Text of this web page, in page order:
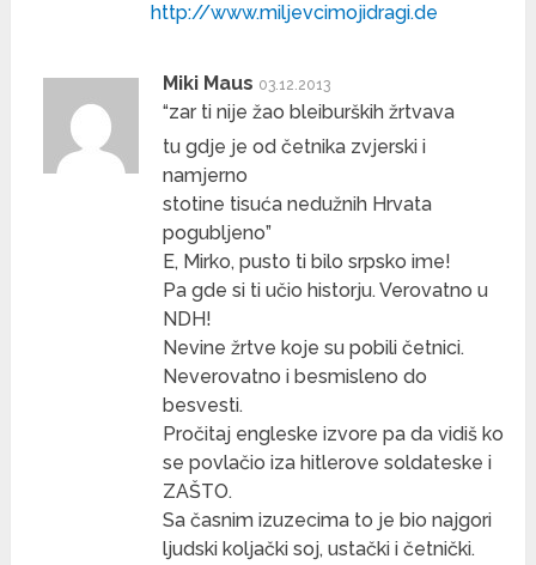
http://www.miljevcimojidragi.de
Miki Maus 03.12.2013
“zar ti nije žao bleiburških žrtvava
tu gdje je od četnika zvjerski i
namjerno
stotine tisuća nedužnih Hrvata
pogubljeno”
E, Mirko, pusto ti bilo srpsko ime!
Pa gde si ti učio historju. Verovatno u
NDH!
Nevine žrtve koje su pobili četnici.
Neverovatno i besmisleno do
besvesti.
Pročitaj engleske izvore pa da vidiš ko
se povlačio iza hitlerove soldateske i
ZAŠTO.
Sa časnim izuzecima to je bio najgori
ljudski koljački soj, ustački i četnički.